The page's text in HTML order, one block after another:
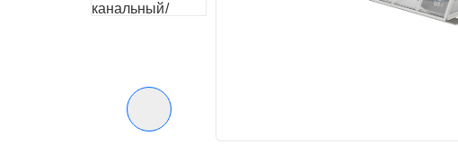
Следующий слайд